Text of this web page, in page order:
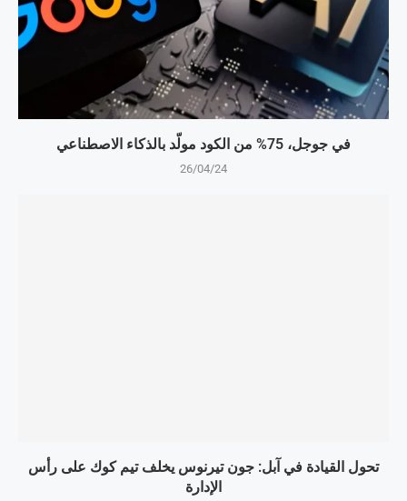
في جوجل، 75% من الكود مولّد بالذكاء الاصطناعي
26/04/24
تحول القيادة في آبل: جون تيرنوس يخلف تيم كوك على رأس
الإدارة